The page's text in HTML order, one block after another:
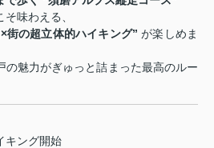
味わえる、
街の超立体的ハイキング” が楽しめま
の魅力がぎゅっと詰まった最高のルー
キング開始